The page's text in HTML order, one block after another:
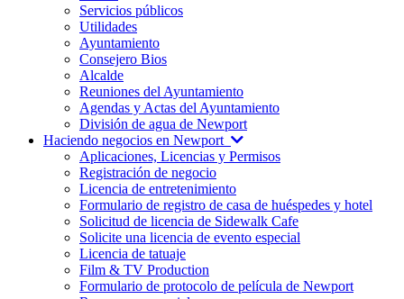
Servicios públicos
Utilidades
Ayuntamiento
Consejero Bios
Alcalde
Reuniones del Ayuntamiento
Agendas y Actas del Ayuntamiento
División de agua de Newport
Haciendo negocios en Newport
Aplicaciones, Licencias y Permisos
Registración de negocio
Licencia de entretenimiento
Formulario de registro de casa de huéspedes y hotel
Solicitud de licencia de Sidewalk Cafe
Solicite una licencia de evento especial
Licencia de tatuaje
Film & TV Production
Formulario de protocolo de película de Newport